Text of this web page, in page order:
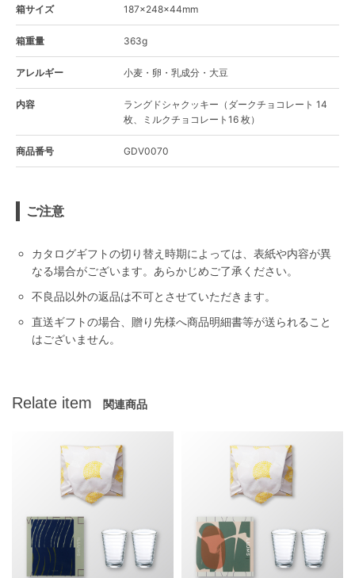
箱サイズ 187×248×44mm
箱重量 363g
アレルギー 小麦・卵・乳成分・大豆
内容
ラングドシャクッキー（ダークチョコレート 14
枚、ミルクチョコレート16 枚）
商品番号 GDV0070
ご注意
カタログギフトの切り替え時期によっては、表紙や内容が異
なる場合がございます。あらかじめご了承ください。
不良品以外の返品は不可とさせていただきます。
直送ギフトの場合、贈り先様へ商品明細書等が送られること
はございません。
Relate item 関連商品